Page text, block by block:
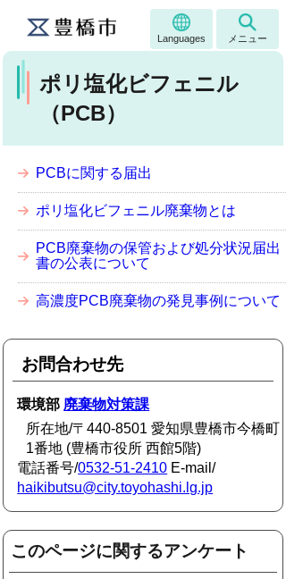
Languages メニュー
ポリ塩化ビフェニル
（PCB）
PCBに関する届出
ポリ塩化ビフェニル廃棄物とは
PCB廃棄物の保管および処分状況届出
書の公表について
高濃度PCB廃棄物の発見事例について
お問合わせ先
環境部 廃棄物対策課
所在地/〒440-8501 愛知県豊橋市今橋町
1番地 (豊橋市役所 西館5階)
電話番号/0532-51-2410 E-mail/
haikibutsu@city.toyohashi.lg.jp
このページに関するアンケート